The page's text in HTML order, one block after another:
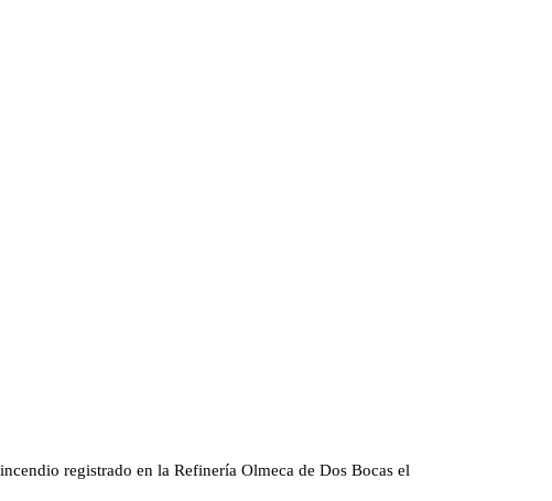
registrado en la Refinería Olmeca de Dos Bocas el